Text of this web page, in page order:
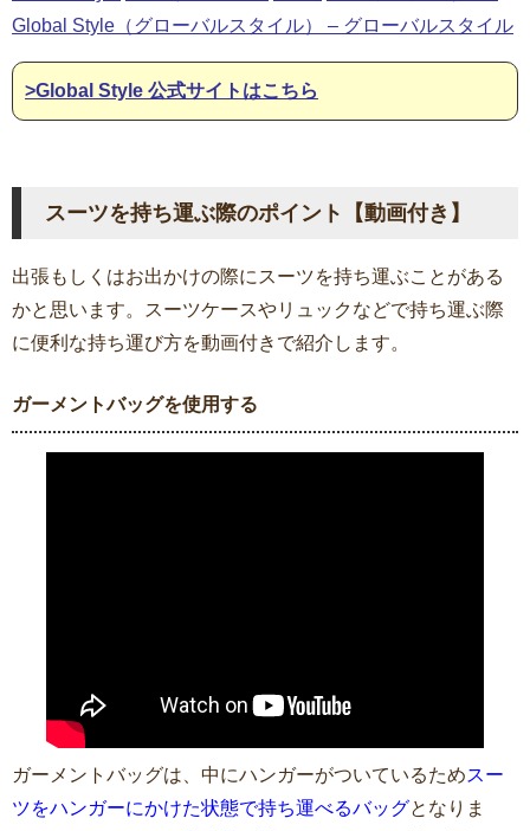
Global Style（グローバルスタイル） – グローバルスタイル
>Global Style 公式サイトはこちら
スーツを持ち運ぶ際のポイント【動画付き】
出張もしくはお出かけの際にスーツを持ち運ぶことがある
かと思います。スーツケースやリュックなどで持ち運ぶ際
に便利な持ち運び方を動画付きで紹介します。
ガーメントバッグを使用する
ガーメントバッグは、中にハンガーがついているためスー
ツをハンガーにかけた状態で持ち運べるバッグとなりま